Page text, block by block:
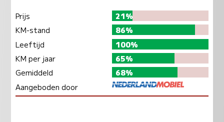
Prijs
21%
KM-stand
86%
Leeftijd
100%
KM per jaar
65%
Gemiddeld
68%
Aangeboden door